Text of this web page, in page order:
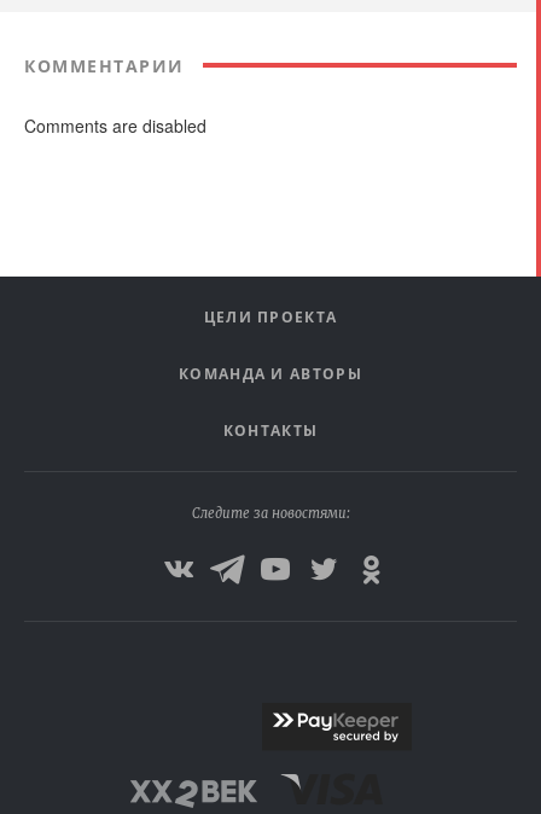
КОММЕНТАРИИ
Comments are disabled
ЦЕЛИ ПРОЕКТА
КОМАНДА И АВТОРЫ
КОНТАКТЫ
Следите за новостями: